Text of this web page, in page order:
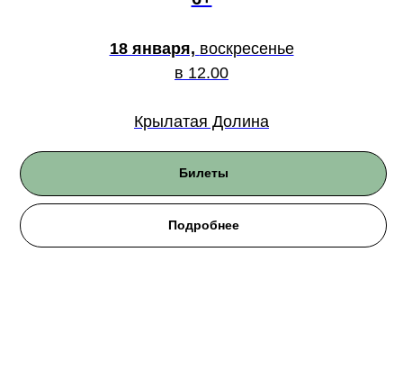
18 января, воскресенье
в 12.00
Крылатая Долина
Билеты
Подробнее